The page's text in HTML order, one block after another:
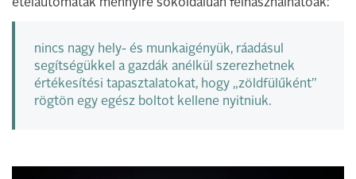
ételautomaták mennyire sokoldalúan felhasználhatóak:
nincs nagy hely- és munkaigényük, ráadásul
segítségükkel a gazdák anélkül szerezhetnek
értékesítési tapasztalatokat, hogy „zöldfülűként”
rögtön egy egész boltot kellene nyitniuk.